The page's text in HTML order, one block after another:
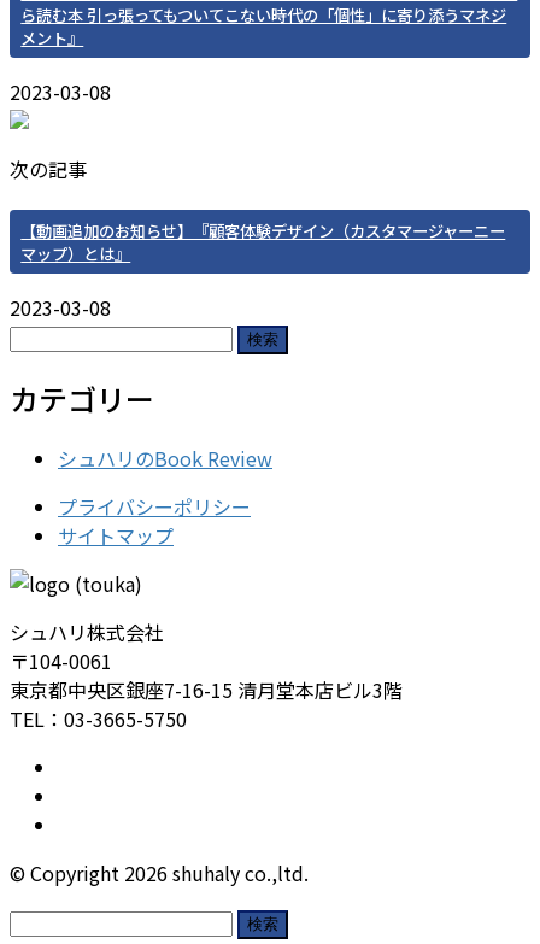
ら読む本 引っ張ってもついてこない時代の「個性」に寄り添うマネジ
メント』
2023-03-08
次の記事
【動画追加のお知らせ】『顧客体験デザイン（カスタマージャーニー
マップ）とは』
2023-03-08
検
カテゴリー
シュハリのBook Review
プライバシーポリシー
サイトマップ
シュハリ株式会社
〒104-0061
東京都中央区銀座7-16-15 清月堂本店ビル3階
TEL：03-3665-5750
© Copyright 2026 shuhaly co.,ltd.
検